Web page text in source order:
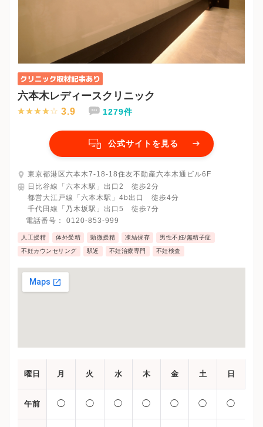
六本木レディースクリニック
3.9 1279件
公式サイトを見る
東京都港区六本木7-18-18住友不動産六本木通ビル6F
日比谷線「六本木駅」出口2 徒歩2分
都営大江戸線「六本木駅」4b出口 徒歩4分
千代田線「乃木坂駅」出口5 徒歩7分
電話番号： 0120-853-999
人工授精 体外受精 顕微授精 凍結保存 男性不妊/無精子症
不妊カウンセリング 駅近 不妊治療専門 不妊検査
曜日 月 火 水 木 金 土 日
午前 ◯ ◯ ◯ ◯ ◯ ◯ ◯